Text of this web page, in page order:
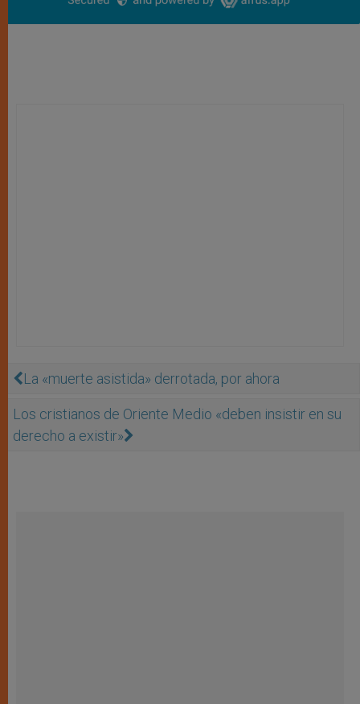
La «muerte asistida» derrotada, por ahora
Los cristianos de Oriente Medio «deben insistir en su
derecho a existir»